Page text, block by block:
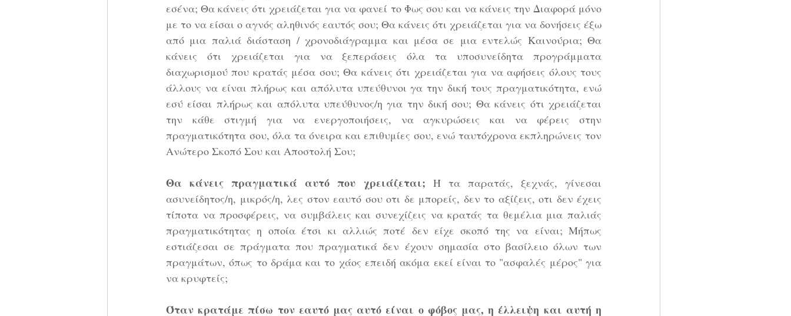
εσένα; Θα κάνεις ότι χρειάζεται για να φανεί το Φως σου και να κάνεις την Διαφορά μόνο
με το να είσαι ο αγνός αληθινός εαυτός σου; Θα κάνεις ότι χρειάζεται για να δονήσεις έξω
από μια παλιά διάσταση / χρονοδιάγραμμα και μέσα σε μια εντελώς Καινούρια; Θα
κάνεις ότι χρειάζεται για να ξεπεράσεις όλα τα υποσυνείδητα προγράμματα
διαχωρισμού που κρατάς μέσα σου; Θα κάνεις ότι χρειάζεται για να αφήσεις όλους τους
άλλους να είναι πλήρως και απόλυτα υπεύθυνοι γα την δική τους πραγματικότητα, ενώ
εσύ είσαι πλήρως και απόλυτα υπεύθυνος/η για την δική σου; Θα κάνεις ότι χρειάζεται
την κάθε στιγμή για να ενεργοποιήσεις, να αγκυρώσεις και να φέρεις στην
πραγματικότητα σου, όλα τα όνειρα και επιθυμίες σου, ενώ ταυτόχρονα εκπληρώνεις τον
Ανώτερο Σκοπό Σου και Αποστολή Σου;
Θα κάνεις πραγματικά αυτό που χρειάζεται; Ή τα παρατάς, ξεχνάς, γίνεσαι
ασυνείδητος/η, μικρός/η, λες στον εαυτό σου οτι δε μπορείς, δεν το αξίζεις, οτι δεν έχεις
τίποτα να προσφέρεις, να συμβάλεις και συνεχίζεις να κρατάς τα θεμέλια μια παλιάς
πραγματικότητας η οποία έτσι κι αλλιώς ποτέ δεν είχε σκοπό της να είναι; Μήπως
εστιάζεσαι σε πράγματα που πραγματικά δεν έχουν σημασία στο βασίλειο όλων των
πραγμάτων, όπως το δράμα και το χάος επειδή ακόμα εκεί είναι το "ασφαλές μέρος" για
να κρυφτείς;
Όταν κρατάμε πίσω τον εαυτό μας αυτό είναι ο φόβος μας, η έλλειψη και αυτή η